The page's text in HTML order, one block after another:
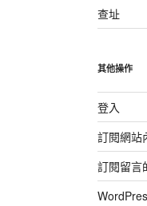
查址
其他操作
登入
訂閱網站
訂閱留言